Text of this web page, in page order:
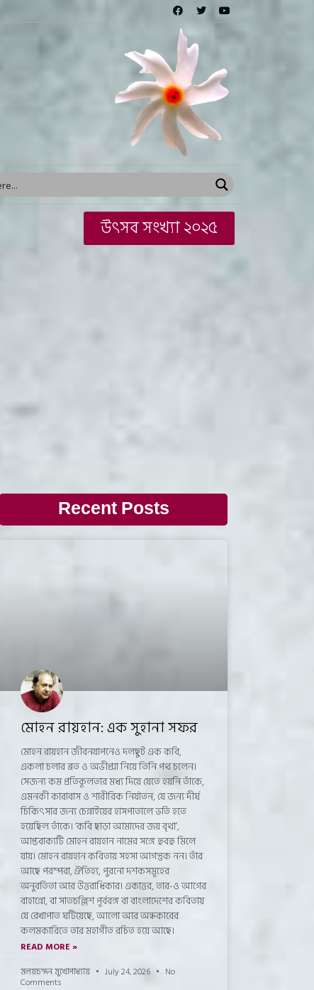
উৎসব সংখ্যা ২০২৫
Recent Posts
মোহন রায়হান: এক সুহানা সফর
মোহন রায়হান জীবনযাপনেও দলছুট এক কবি,
একলা চলার ব্রত ও অভীপ্সা নিয়ে তিনি পথ চলেন।
সেজন্য কম প্রতিকূলতার মধ্য দিয়ে যেতে হয়নি তাঁকে,
এমনকী কারাবাস ও শারীরিক নির্যাতন, যে জন্য দীর্ঘ
চিকিৎসার জন্য চেন্নাইয়ের হাসপাতালে ভর্তি হতে
হয়েছিল তাঁকে। ‘কবি ছাড়া আমাদের জয় বৃথা’,
আপ্তবাক্যটি মোহন রায়হান নামের সঙ্গে হুবহু মিলে
যায়। মোহন রায়হান কবিতায় সহসা আগন্তুক নন। তাঁর
আছে পরম্পরা, ঐতিহ্য, পুরনো দশকসমূহের
অনুবর্তিতা আর উত্তরাধিকার। একাত্তর, তার-ও আগের
বাহান্নো, বা সাতচল্লিশ পূর্ববঙ্গ বা বাংলাদেশের কবিতায়
যে রেখাপাত ঘটিয়েছে, আলো আর অন্ধকারের
কলমকারিতে তার মহাগীত রচিত হয়ে আছে।
READ MORE »
মলয়চন্দন মুখোপাধ্যায়
July 24, 2026 No
Comments